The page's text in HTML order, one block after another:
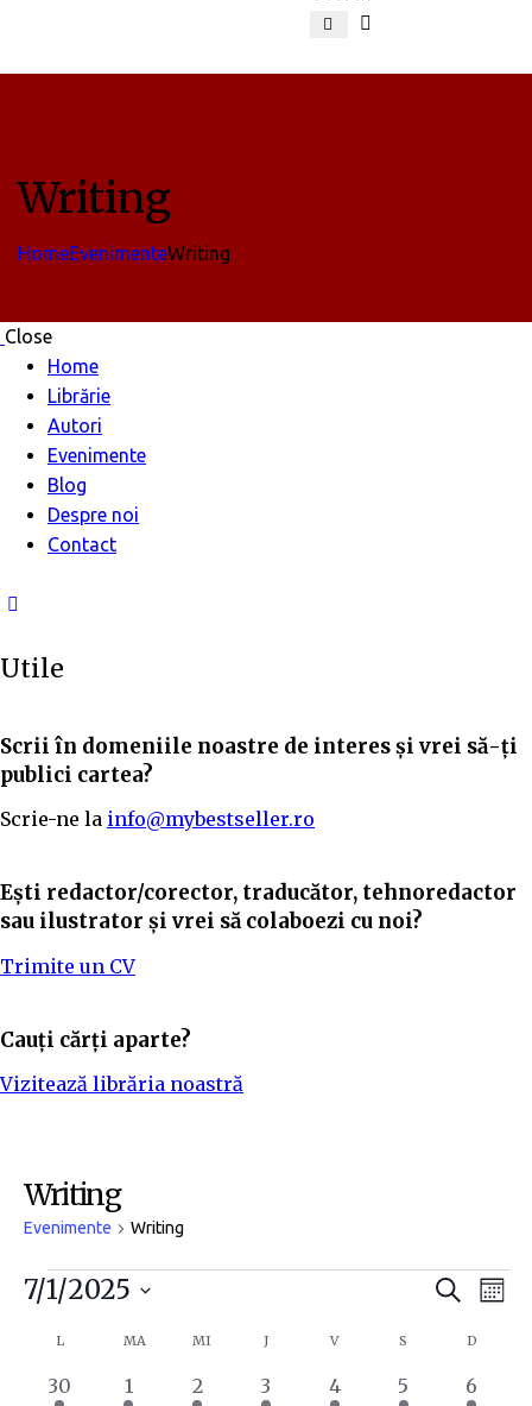
Writing
HomeEvenimenteWriting
Close
Home
Librărie
Autori
Evenimente
Blog
Despre noi
Contact
Utile
Scrii în domeniile noastre de interes și vrei să-ți
publici cartea?
Scrie-ne la info@mybestseller.ro
Ești redactor/corector, traducător, tehnoredactor
sau ilustrator și vrei să colaboezi cu noi?
Trimite un CV
Cauți cărți aparte?
Vizitează librăria noastră
Writing
Evenimente Writing
N
C
N
L
7/1/2025
L MA MI J V S D
2
30
2
1
2
2
2
3
2
4
2
5
2
6